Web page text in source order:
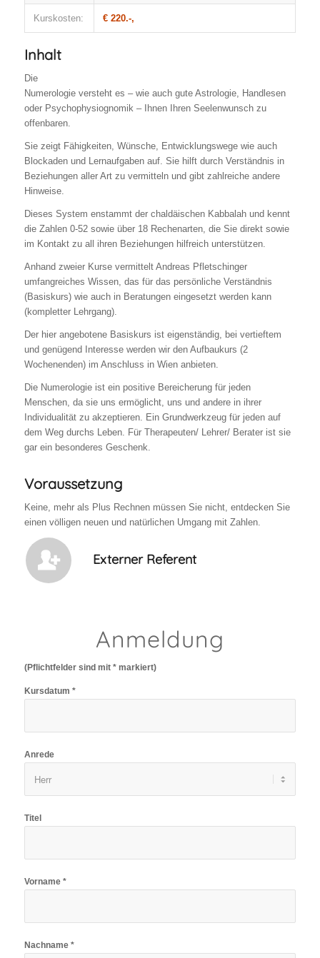
Kurskosten: € 220.-,
Inhalt
Die
Numerologie versteht es – wie auch gute Astrologie, Handlesen
oder Psychophysiognomik – Ihnen Ihren Seelenwunsch zu
offenbaren.
Sie zeigt Fähigkeiten, Wünsche, Entwicklungswege wie auch
Blockaden und Lernaufgaben auf. Sie hilft durch Verständnis in
Beziehungen aller Art zu vermitteln und gibt zahlreiche andere
Hinweise.
Dieses System enstammt der chaldäischen Kabbalah und kennt
die Zahlen 0-52 sowie über 18 Rechenarten, die Sie direkt sowie
im Kontakt zu all ihren Beziehungen hilfreich unterstützen.
Anhand zweier Kurse vermittelt Andreas Pfletschinger
umfangreiches Wissen, das für das persönliche Verständnis
(Basiskurs) wie auch in Beratungen eingesetzt werden kann
(kompletter Lehrgang).
Der hier angebotene Basiskurs ist eigenständig, bei vertieftem
und genügend Interesse werden wir den Aufbaukurs (2
Wochenenden) im Anschluss in Wien anbieten.
Die Numerologie ist ein positive Bereicherung für jeden
Menschen, da sie uns ermöglicht, uns und andere in ihrer
Individualität zu akzeptieren. Ein Grundwerkzeug für jeden auf
dem Weg durchs Leben. Für Therapeuten/ Lehrer/ Berater ist sie
gar ein besonderes Geschenk.
Voraussetzung
Keine, mehr als Plus Rechnen müssen Sie nicht, entdecken Sie
einen völligen neuen und natürlichen Umgang mit Zahlen.
Externer Referent
Anmeldung
(Pflichtfelder sind mit * markiert)
Kursdatum *
Anrede
Titel
Vorname *
Nachname *